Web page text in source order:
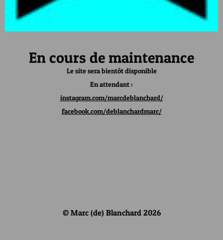
En cours de maintenance
Le site sera bientôt disponible
En attendant :
instagram.com/marcdeblanchard/
facebook.com/deblanchardmarc/
© Marc (de) Blanchard 2026